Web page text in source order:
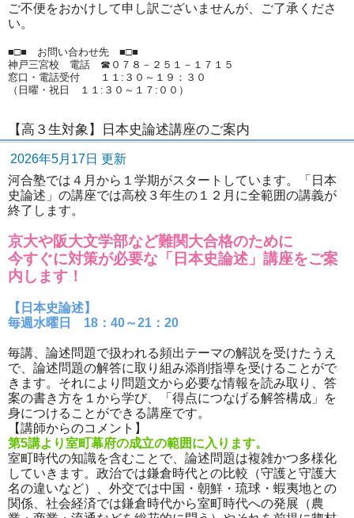
ご不便をおかけして申し訳ございませんが、ご了承くださ
い。
■□■ お問い合わせ先 ■□■
神戸三宮校 電話 ☎０７８－２５１－１７１５
窓口・電話受付 １１:３０～１９：３０
（日曜・祝日 １１:３０～１７:００）
【高３生対象】日本史論述講座のご案内
2026年5月17日 更新
河合塾では４月から１学期がスタートしています。「日本
史論述」の講座では高校３年生の１２月に全範囲の講義が
終了します。
京大や阪大文学部など難関大合格のために
今すぐに対策が必要な「日本史論述」講座をご案
内します！
【日本史論述】
毎週水曜日 18：40～21：20
毎講、論述問題で扱われる頻出テーマの解説を受けたうえ
で、論述問題の解答に取り組み添削指導を受けることがで
きます。それにより問題文から必要な情報を読み取り、答
案の書き方を１から学び、「得点につなげる解答構成」を
身につけることができる講座です。
【講師からのコメント】
第5講より室町幕府の成立の範囲に入ります。
室町時代の知識を含むことで、論述問題は複雑かつ多様化
していきます。政治では鎌倉時代との比較（守護と守護大
名の違いなど）、外交では中国・朝鮮・琉球・蝦夷地との
関係、社会経済では鎌倉時代から室町時代への発展（農